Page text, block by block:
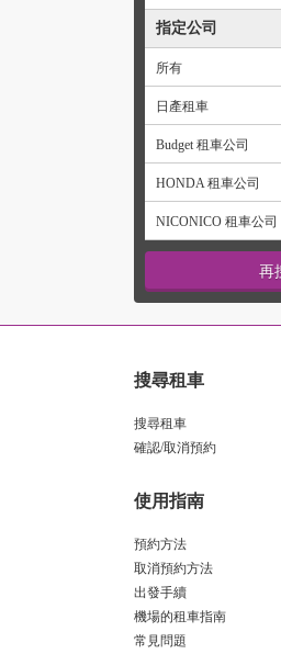
指定公司
所有
日產租車
Budget 租車公司
HONDA 租車公司
NICONICO 租車公司
搜尋租車
搜尋租車
確認/取消預約
使用指南
預約方法
取消預約方法
出發手續
機場的租車指南
常見問題